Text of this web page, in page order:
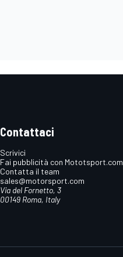
Contattaci
Scrivici
Fai pubblicità con Mototsport.com
Contatta il team
sales@motorsport.com
Via del Fornetto, 3
00149 Roma, Italy